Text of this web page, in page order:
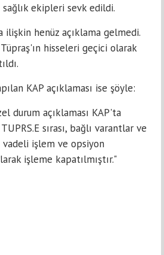
ekipleri sevk edildi.
ilişkin henüz açıklama gelmedi.
hisseleri geçici olarak
KAP açıklaması ise şöyle:
durum açıklaması KAP'ta
sırası, bağlı varantlar ve
vadeli işlem ve opsiyon
işleme kapatılmıştır."